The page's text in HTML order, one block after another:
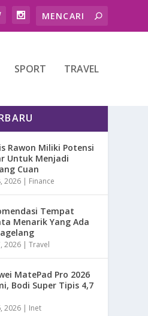
SPORT TRAVEL
Rawon Miliki Potensi
Untuk Menjadi
Cuan
2026 | Finance
Tempat
Menarik Yang Ada
2026 |Travel
MatePad Pro 2026
Bodi Super Tipis 4,7
2026 | Inet